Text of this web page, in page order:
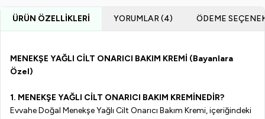
ÜRÜN ÖZELLIKLERI YORUMLAR (4) ÖDEME
MENEKŞE YAĞLI CİLT ONARICI BAKIM KREMİ (Bayanlara
Özel)
1. MENEKŞE YAĞLI CİLT ONARICI BAKIM KREMİNEDİR?
EvvaheDoğal Menekşe Yağlı Cilt Onarıcı Bakım Kremi,içeriğindeki